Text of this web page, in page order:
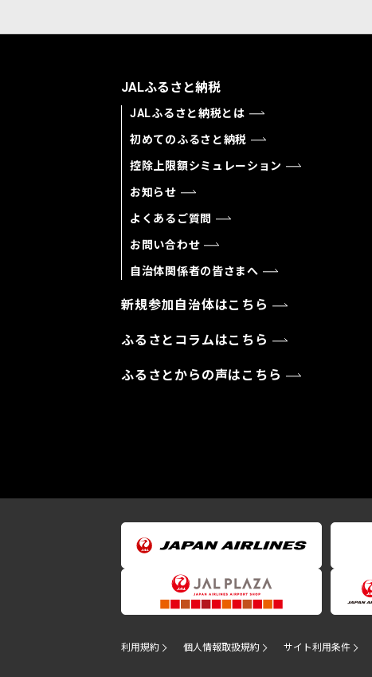
JALふるさと納税
JALふるさと納税とは
初めてのふるさと納税
控除上限額シミュレーション
お知らせ
よくあるご質問
お問い合わせ
自治体関係者の皆さまへ
新規参加自治体はこちら
ふるさとコラムはこちら
ふるさとからの声はこちら
利用規約 個人情報取扱規約 サイト利用条件